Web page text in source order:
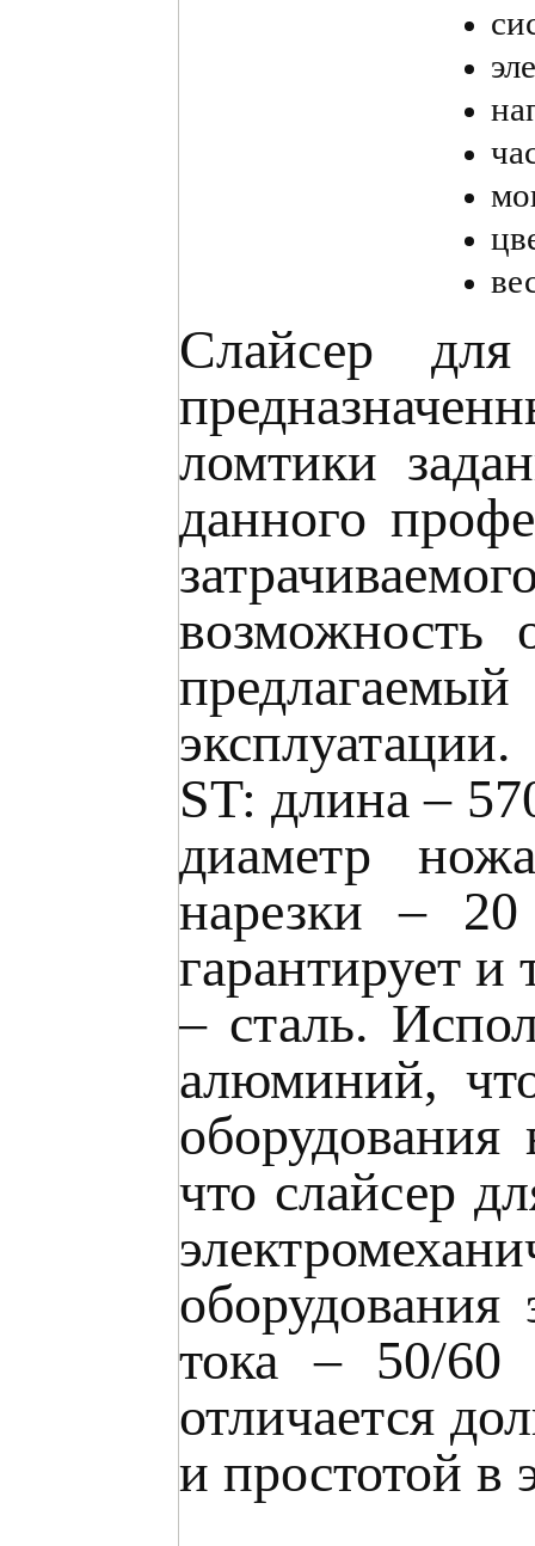
Cлайсер
ломтики
данного
возможность
ST: длина –
диаметр
нарезки – 20
гарантирует и
– сталь.
алюминий,
что слайсер
тока – 50/
отличается
и простотой в